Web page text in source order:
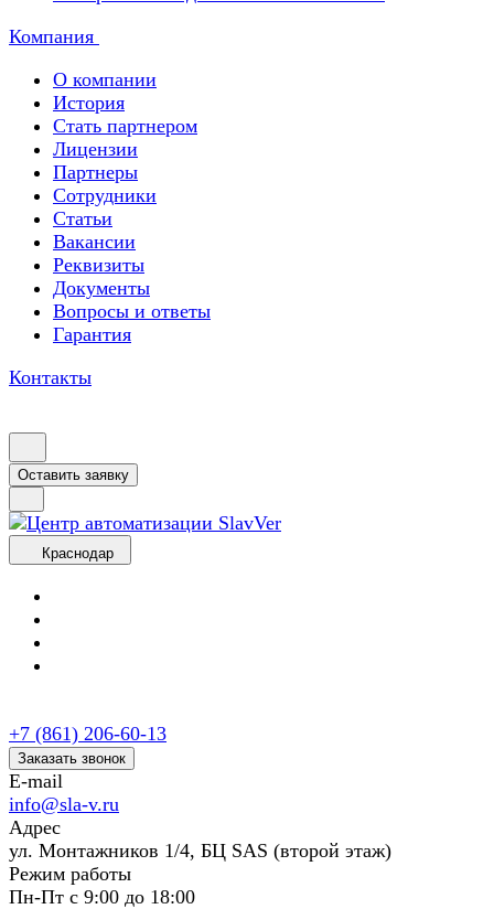
Компания
О компании
История
Стать партнером
Лицензии
Партнеры
Сотрудники
Статьи
Вакансии
Реквизиты
Документы
Вопросы и ответы
Гарантия
Контакты
Оставить заявку
Краснодар
+7 (861) 206-60-13
Заказать звонок
E-mail
info@sla-v.ru
Адрес
ул. Монтажников 1/4, БЦ SAS (второй этаж)
Режим работы
Пн-Пт с 9:00 до 18:00